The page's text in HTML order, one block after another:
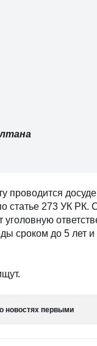
проводится
статье 273 УК РК.
уголовную
сроком до 5 лет
новостях первыми